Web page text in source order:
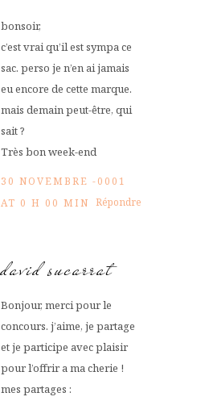
bonsoir,
c’est vrai qu’il est sympa ce
sac. perso je n’en ai jamais
eu encore de cette marque.
mais demain peut-être, qui
sait ?
Très bon week-end
30 NOVEMBRE -0001
AT 0 H 00 MIN Répondre
david sucarrat
Bonjour, merci pour le
concours. j’aime, je partage
et je participe avec plaisir
pour l’offrir a ma cherie !
mes partages :